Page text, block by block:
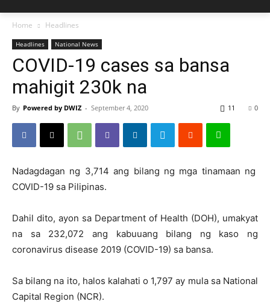
Home Headlines
Headlines National News
COVID-19 cases sa bansa
mahigit 230k na
By Powered by DWIZ - September 4, 2020 0
11
Nadagdagan ng 3,714 ang bilang ng mga tinamaan ng
COVID-19 sa Pilipinas.
Dahil dito, ayon sa Department of Health (DOH), umakyat
na sa 232,072 ang kabuuang bilang ng kaso ng
coronavirus disease 2019 (COVID-19) sa bansa.
Sa bilang na ito, halos kalahati o 1,797 ay mula sa National
Capital Region (NCR).